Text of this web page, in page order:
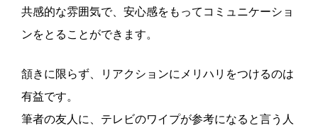
共感的な雰囲気で、安心感をもってコミュニケーショ
ンをとることができます。
頷きに限らず、リアクションにメリハリをつけるのは
有益です。
筆者の友人に、テレビのワイプが参考になると言う人